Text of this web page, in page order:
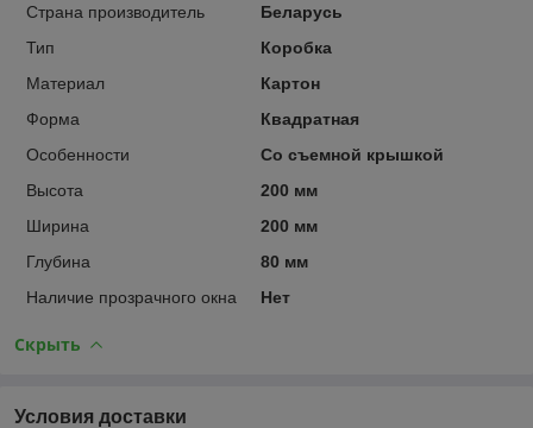
Страна производитель
Беларусь
Тип
Коробка
Материал
Картон
Форма
Квадратная
Особенности
Со съемной крышкой
Высота
200 мм
Ширина
200 мм
Глубина
80 мм
Наличие прозрачного окна
Нет
Скрыть
Условия доставки